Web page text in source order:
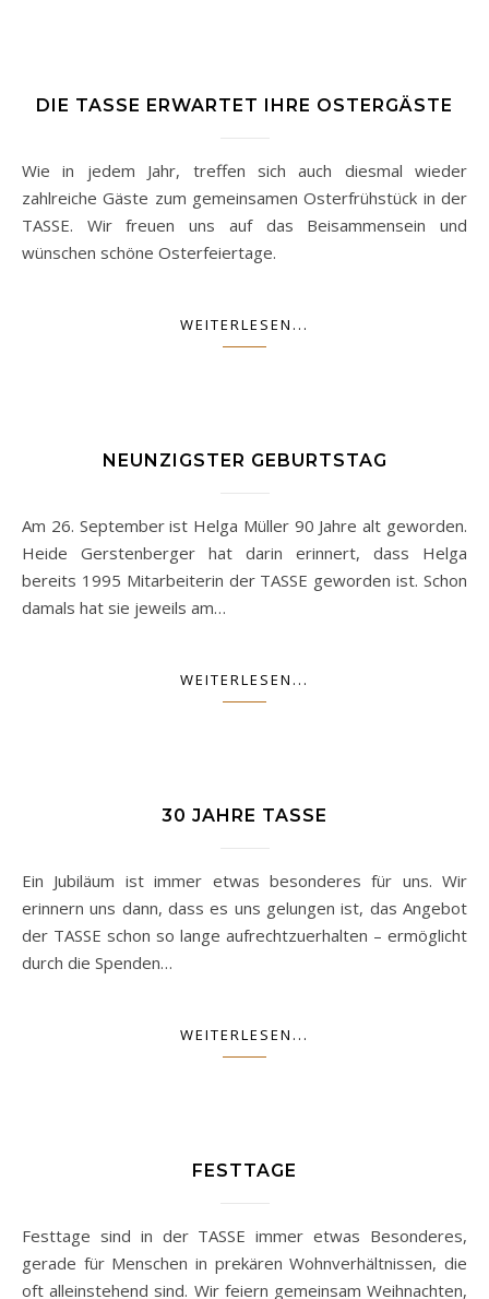
DIE TASSE ERWARTET IHRE OSTERGÄSTE
Wie in jedem Jahr, treffen sich auch diesmal wieder
zahlreiche Gäste zum gemeinsamen Osterfrühstück in der
TASSE. Wir freuen uns auf das Beisammensein und
wünschen schöne Osterfeiertage.
WEITERLESEN...
NEUNZIGSTER GEBURTSTAG
Am 26. September ist Helga Müller 90 Jahre alt geworden.
Heide Gerstenberger hat darin erinnert, dass Helga
bereits 1995 Mitarbeiterin der TASSE geworden ist. Schon
damals hat sie jeweils am…
WEITERLESEN...
30 JAHRE TASSE
Ein Jubiläum ist immer etwas besonderes für uns. Wir
erinnern uns dann, dass es uns gelungen ist, das Angebot
der TASSE schon so lange aufrechtzuerhalten – ermöglicht
durch die Spenden…
WEITERLESEN...
FESTTAGE
Festtage sind in der TASSE immer etwas Besonderes,
gerade für Menschen in prekären Wohnverhältnissen, die
oft alleinstehend sind. Wir feiern gemeinsam Weihnachten,